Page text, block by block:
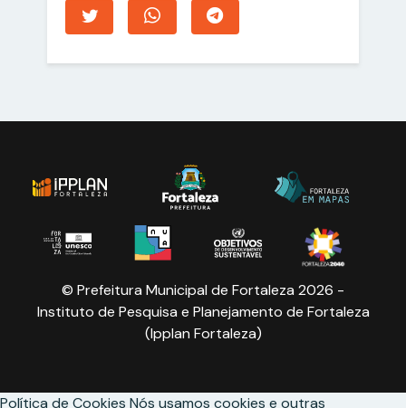
© Prefeitura Municipal de Fortaleza 2026 -
Instituto de Pesquisa e Planejamento de Fortaleza
(Ipplan Fortaleza)
Política de Cookies Nós usamos cookies e outras